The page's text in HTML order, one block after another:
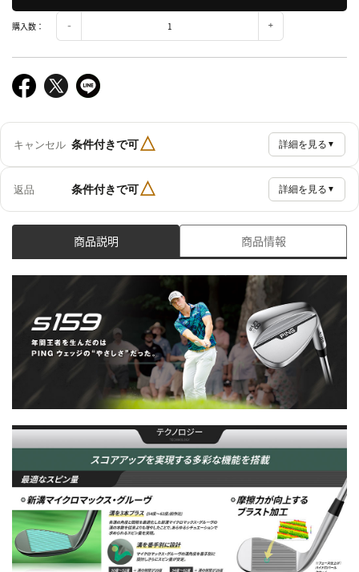
購入数：
キャンセル 条件付きで可△ 詳細を見る ▼
返品 条件付きで可△ 詳細を見る ▼
商品説明 商品情報